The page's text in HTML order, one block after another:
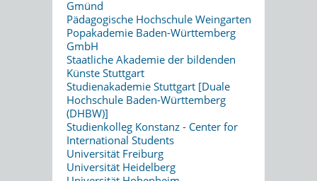
Gmünd
Pädagogische Hochschule Weingarten
Popakademie Baden-Württemberg
GmbH
Staatliche Akademie der bildenden
Künste Stuttgart
Studienakademie Stuttgart [Duale
Hochschule Baden-Württemberg
(DHBW)]
Studienkolleg Konstanz - Center for
International Students
Universität Freiburg
Universität Heidelberg